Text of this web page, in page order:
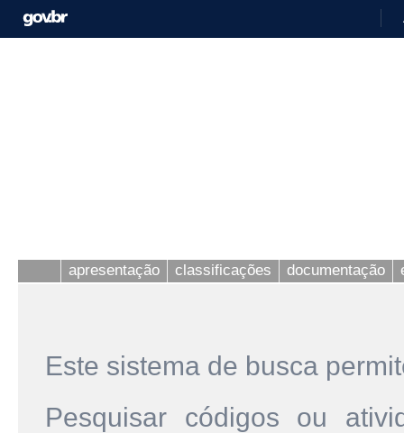
apresentação classificações documentação
Este sistema de busca
Pesquisar códigos ou